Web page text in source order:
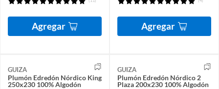
Agregar Agregar
GUIZA
Plumón Edredón Nórdico King
250x230 100% Algodón
GUIZA
Plumón Edredón Nórdico 2
Plaza 200x230 100% Algodón